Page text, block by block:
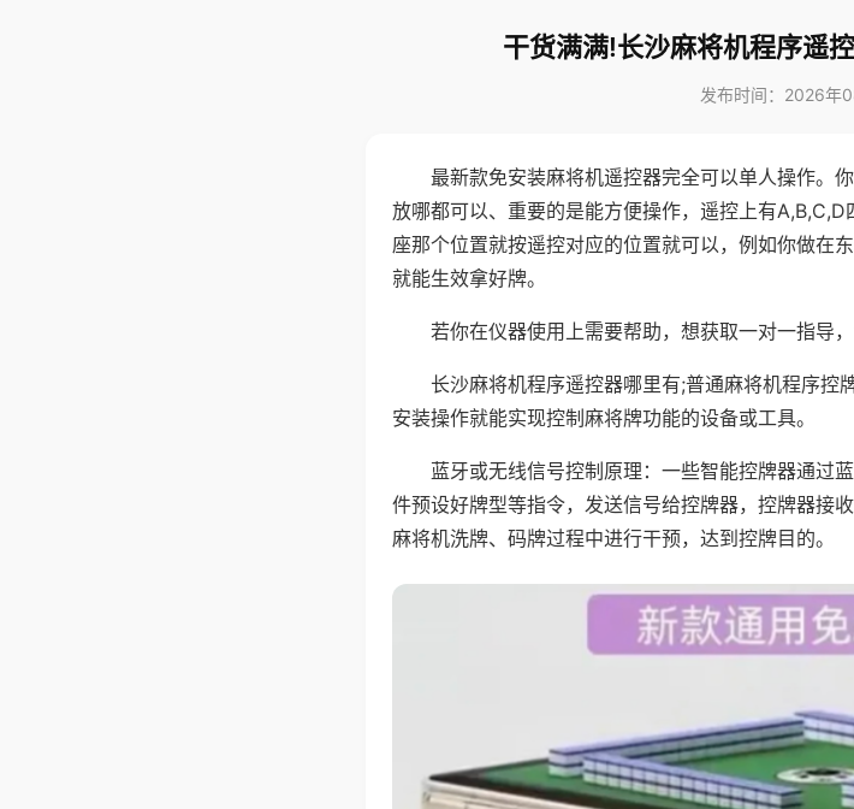
干货满满!长沙麻将机程序遥
发布时间：2026年
最新款免安装麻将机遥控器完全可以单人操作。
放哪都可以、重要的是能方便操作，遥控上有A,B,C,D
座那个位置就按遥控对应的位置就可以，例如你做在
就能生效拿好牌。
若你在仪器使用上需要帮助，想获取一对一指导
长沙麻将机程序遥控器哪里有;普通麻将机程序控
安装操作就能实现控制麻将牌功能的设备或工具。
蓝牙或无线信号控制原理：一些智能控牌器通过
件预设好牌型等指令，发送信号给控牌器，控牌器接
麻将机洗牌、码牌过程中进行干预，达到控牌目的。